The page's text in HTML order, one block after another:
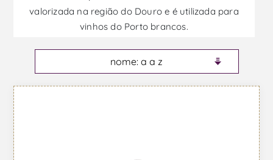
valorizada na região do Douro e é utilizada para
vinhos do Porto brancos.